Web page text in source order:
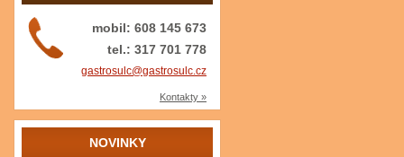
mobil: 608 145 673
tel.: 317 701 778
gastrosulc@gastrosulc.cz
Kontakty »
NOVINKY